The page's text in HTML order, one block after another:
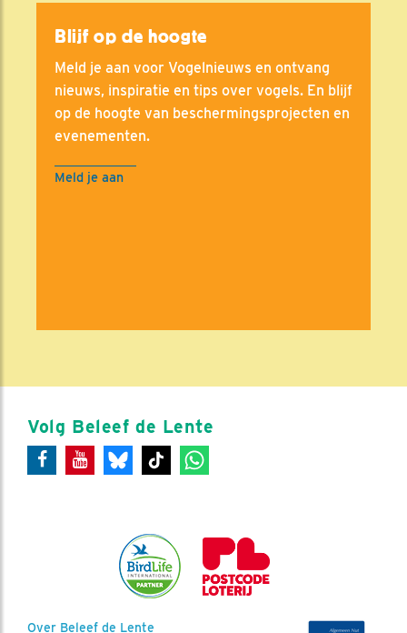
Blijf op de hoogte
Meld je aan voor Vogelnieuws en ontvang
nieuws, inspiratie en tips over vogels. En blijf
op de hoogte van beschermingsprojecten en
evenementen.
Meld je aan
Volg Beleef de Lente
Over Beleef de Lente